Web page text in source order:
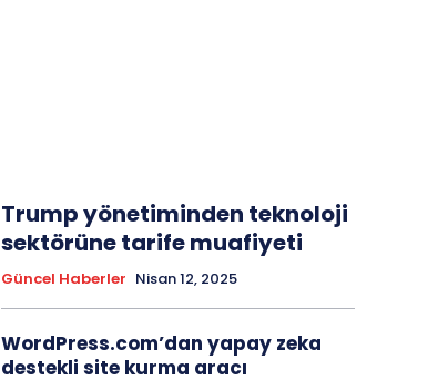
Trump yönetiminden teknoloji
sektörüne tarife muafiyeti
Güncel Haberler Nisan 12, 2025
WordPress.com’dan yapay zeka
destekli site kurma aracı